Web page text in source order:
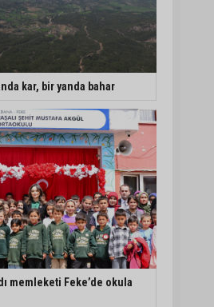
kar, bir yanda bahar
memleketi Feke’de okula